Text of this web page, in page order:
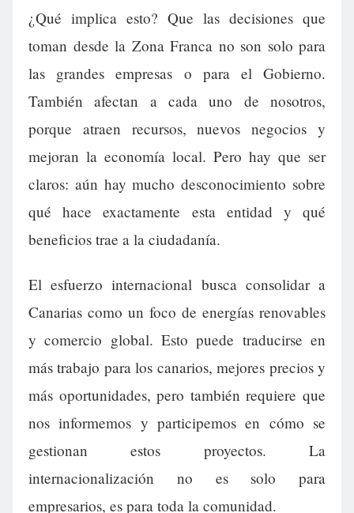
¿Qué implica esto? Que las decisiones que
toman desde la Zona Franca no son solo para
las grandes empresas o para el Gobierno.
También afectan a cada uno de nosotros,
porque atraen recursos, nuevos negocios y
mejoran la economía local. Pero hay que ser
claros: aún hay mucho desconocimiento sobre
qué hace exactamente esta entidad y qué
beneficios trae a la ciudadanía.
El esfuerzo internacional busca consolidar a
Canarias como un foco de energías renovables
y comercio global. Esto puede traducirse en
más trabajo para los canarios, mejores precios y
más oportunidades, pero también requiere que
nos informemos y participemos en cómo se
gestionan estos proyectos. La
internacionalización no es solo para
empresarios, es para toda la comunidad.